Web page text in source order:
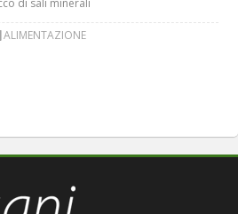
di sali minerali
ALIMENTAZIONE